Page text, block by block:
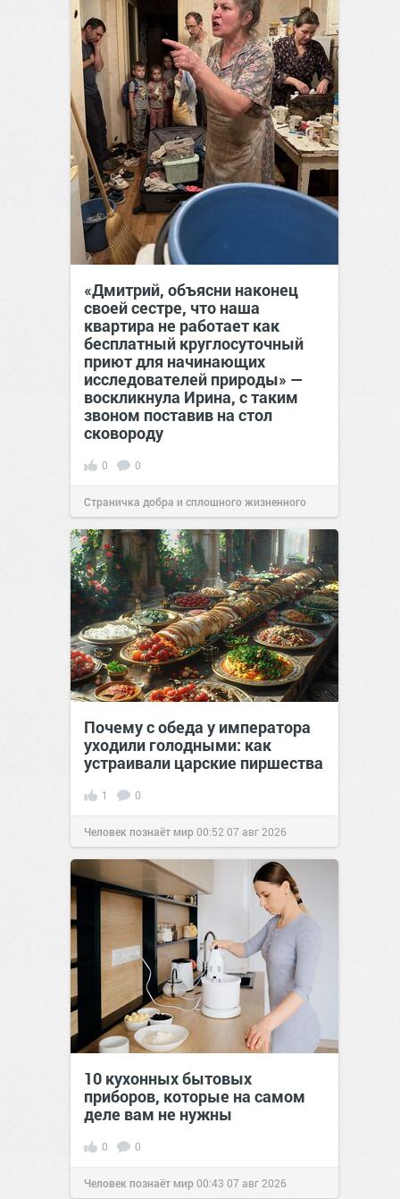
«Дмитрий, объясни наконец
своей сестре, что наша
квартира не работает как
бесплатный круглосуточный
приют для начинающих
исследователей природы» —
воскликнула Ирина, с таким
звоном поставив на стол
сковороду
0 0
Страничка добра и сплошного жизненного
позитива!00:2807 авг 2026
Почему с обеда у императора
уходили голодными: как
устраивали царские пиршества
1 0
Человек познаёт мир00:52 07 авг 2026
10 кухонных бытовых
приборов, которые на самом
деле вам не нужны
0 0
Человек познаёт мир00:43 07 авг 2026